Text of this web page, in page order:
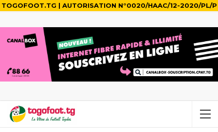
TOGOFOOT.TG | AUTORISATION N°0020/HAAC/12-2020/PL/P